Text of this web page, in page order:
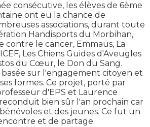
consécutive, les élèves de 6ème
ont eu la chance de
associations, durant toute
Handisports du Morbihan,
contre le cancer, Emmaüs, La
Les Chiens Guides d'Aveugles
du Cœur, le Don du Sang.
sur l'engagement citoyen et
formes. Ce projet, porté par
d'EPS et Laurence
reconduit bien sûr l'an prochain car
et des jeunes. Ce fut un
et de partage.